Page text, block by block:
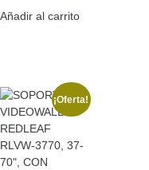
Añadir al carrito
¡Oferta!